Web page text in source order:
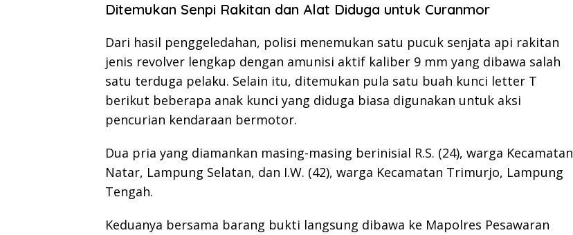
Ditemukan Senpi Rakitan dan Alat Diduga untuk Curanmor
Dari hasil penggeledahan, polisi menemukan satu pucuk senjata api rakitan
jenis revolver lengkap dengan amunisi aktif kaliber 9 mm yang dibawa salah
satu terduga pelaku. Selain itu, ditemukan pula satu buah kunci letter T
berikut beberapa anak kunci yang diduga biasa digunakan untuk aksi
pencurian kendaraan bermotor.
Dua pria yang diamankan masing-masing berinisial R.S. (24), warga Kecamatan
Natar, Lampung Selatan, dan I.W. (42), warga Kecamatan Trimurjo, Lampung
Tengah.
Keduanya bersama barang bukti langsung dibawa ke Mapolres Pesawaran